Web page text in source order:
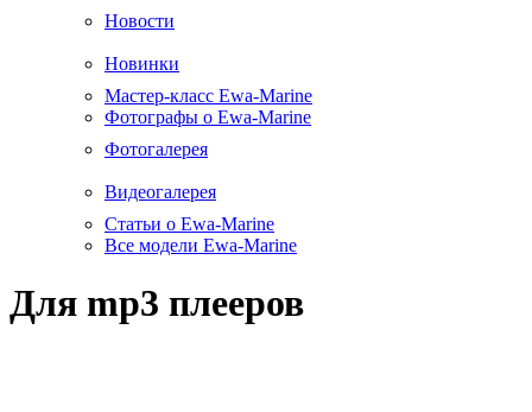
Новости
Новинки
Мастер-класс Ewa-Marine
Фотографы о Ewa-Marine
Фотогалерея
Видеогалерея
Статьи о Ewa-Marine
Все модели Ewa-Marine
Для mp3 плееров